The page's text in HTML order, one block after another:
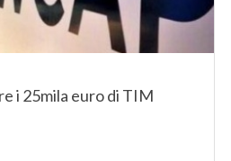
i 25mila euro di TIM